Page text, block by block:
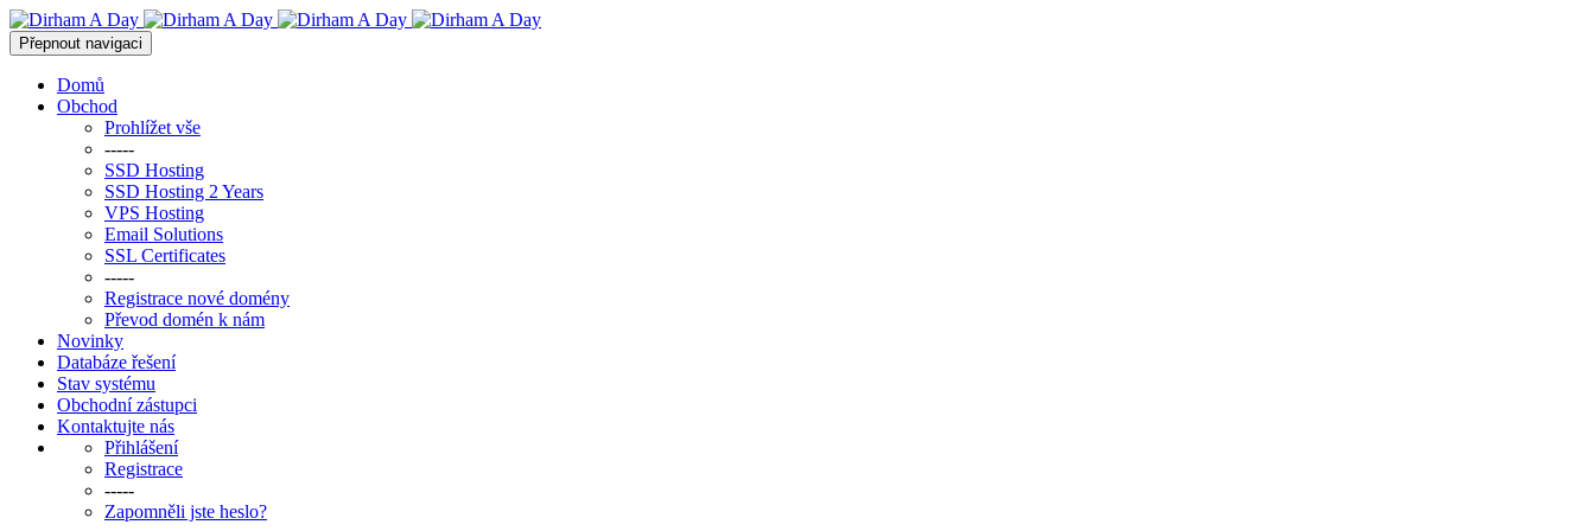
Přepnout navigaci
Domů
Obchod
Prohlížet vše
-----
SSD Hosting
SSD Hosting 2 Years
VPS Hosting
Email Solutions
SSL Certificates
-----
Registrace nové domény
Převod domén k nám
Novinky
Databáze řešení
Stav systému
Obchodní zástupci
Kontaktujte nás
Přihlášení
Registrace
-----
Zapomněli jste heslo?